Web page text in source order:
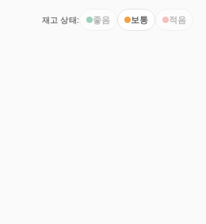
재고 상태: 좋음 보통 적음